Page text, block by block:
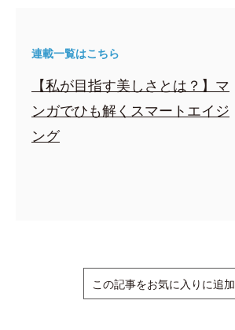
連載一覧はこちら
【私が目指す美しさとは？】マ
ンガでひも解くスマートエイジ
ング
この記事をお気に入りに追加